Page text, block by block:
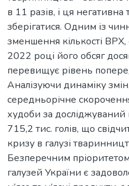
в 11 разів, і ця
зберігатися. Одним із
зменшення кількості
2022 році його обсяг
перевищує рівень
Аналізуючи динаміку
середньорічне
худоби за досліджуваний
715,2 тис. голів, що
кризу в галузі
Безперечним
галузей України є